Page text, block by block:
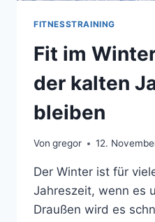
FITNESSTRAINING
Fit im
der kalten
bleiben
Von gregor 12.
Der Winter ist für
Jahreszeit, wenn es
Draußen wird es